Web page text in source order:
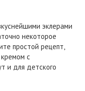
эклерами
некоторое
простой рецепт,
с
и для детского